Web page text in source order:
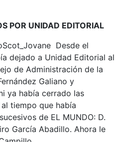
POR UNIDAD EDITORIAL
Desde el
dejado a Unidad Editorial al
de Administración de la
Galiano y
ya había cerrado las
tiempo que había
de EL MUNDO: D.
García Abadillo. Ahora le